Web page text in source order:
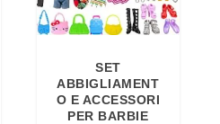
SET
ABBIGLIAMENT
O E ACCESSORI
PER BARBIE